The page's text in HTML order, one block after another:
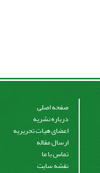
صفحه اصلی
درباره نشریه
اعضای هیات تحریریه
ارسال مقاله
تماس با ما
نقشه سایت